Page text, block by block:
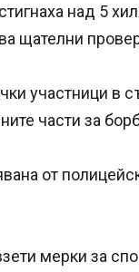
над 5
щателни
участници в
части за
от
мерки за